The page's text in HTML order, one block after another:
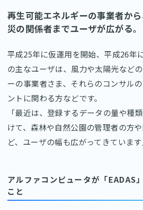
再生可能エネルギーの事業者か
災の関係者までユーザが広がる。
平成25年に仮運用を開始、平成26年
の主なユーザは、風力や太陽光など
ーの事業者さま、それらのコンサル
ントに関わる方などです。
「最近は、登録するデータの量や種
けて、森林や自然公園の管理者の方
ど、ユーザの幅も広がってきています
アルファコンピュータが「EADAS
こと